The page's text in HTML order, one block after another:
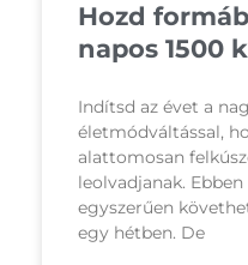
Hozd
napos 1500
Indítsd az évet a
életmódváltással,
alattomosan
leolvadjanak.
egyszerűen
egy hétben. De